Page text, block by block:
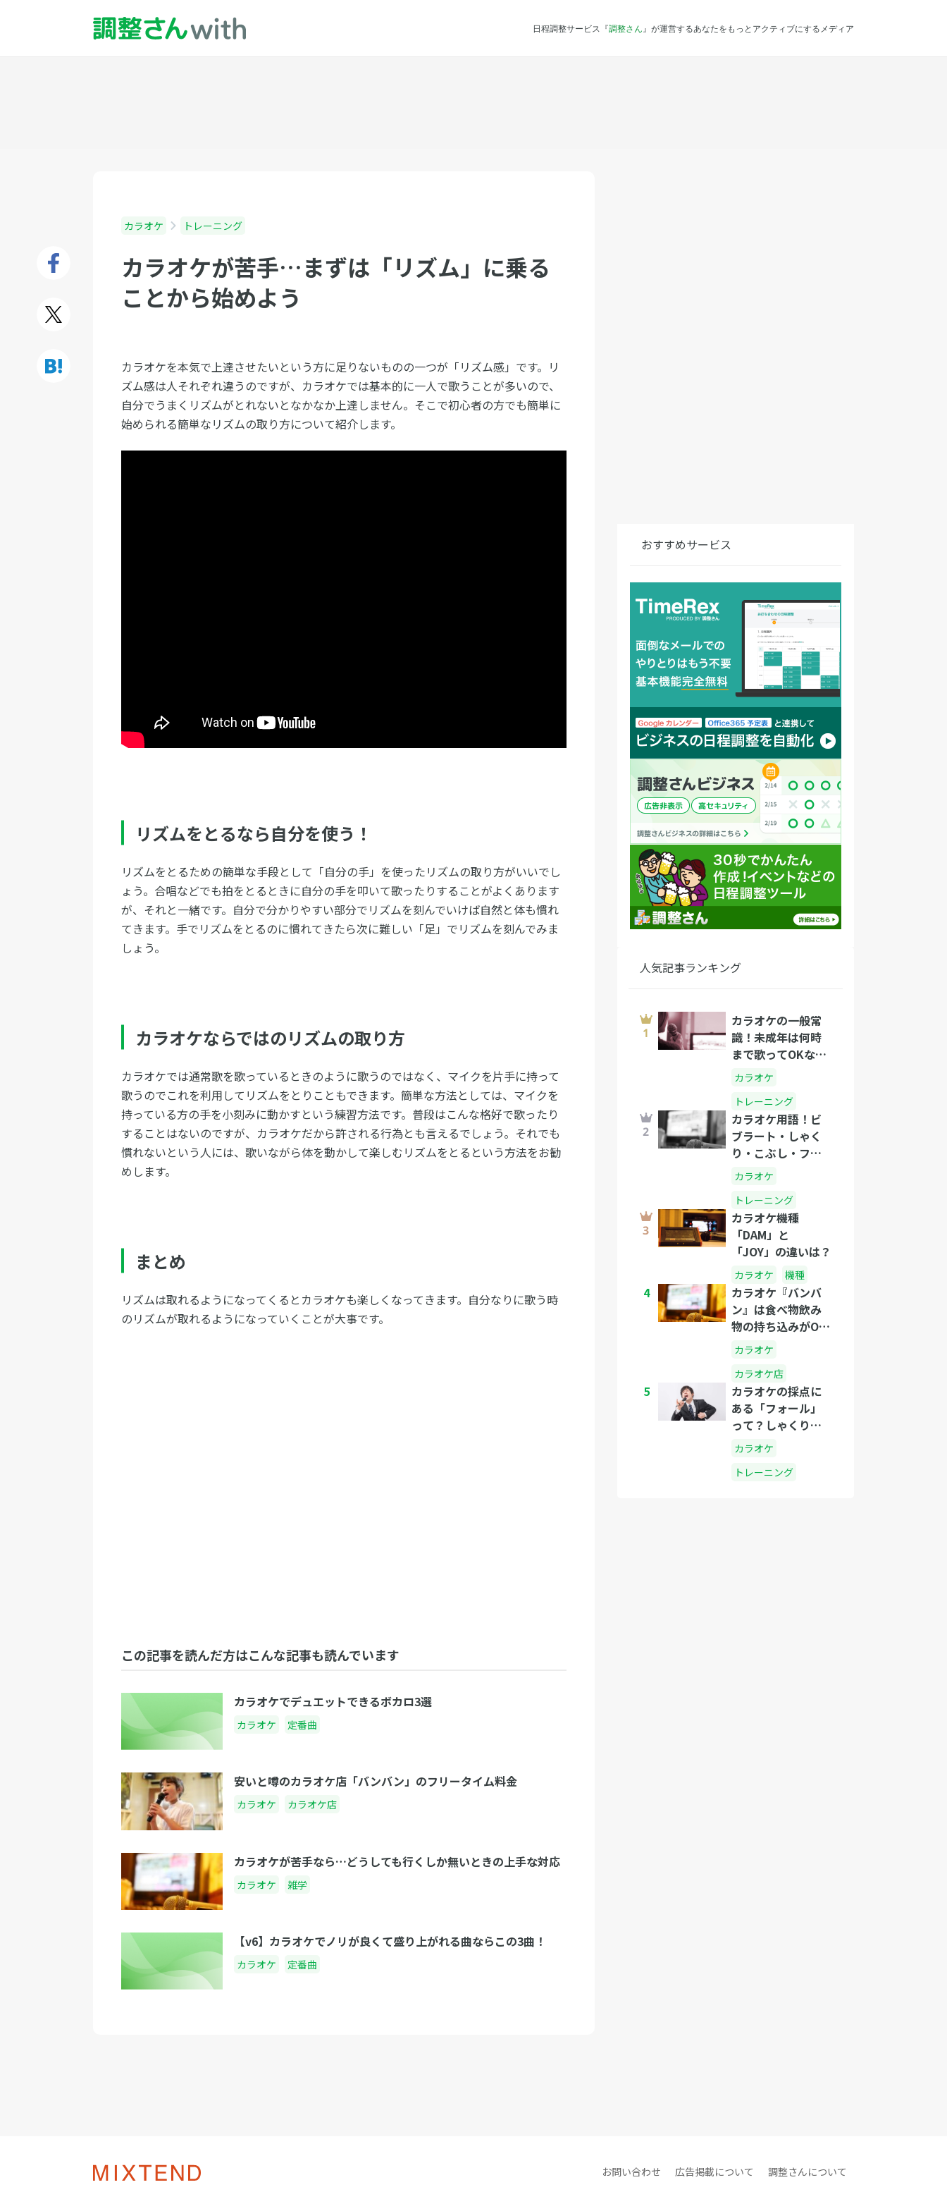
日程調整サービス『調整さん 』が運営するあなたをもっとアクティブにするメディア
カラオケ トレーニング
カラオケが苦手…まずは「リズム」に乗る
ことから始めよう
カラオケを本気で上達させたいという方に足りないものの一つが「リズム感」です。リ
ズム感は人それぞれ違うのですが、カラオケでは基本的に一人で歌うことが多いので、
自分でうまくリズムがとれないとなかなか上達しません。そこで初心者の方でも簡単に
始められる簡単なリズムの取り方について紹介します。
リズムをとるなら自分を使う！
リズムをとるための簡単な手段として「自分の手」を使ったリズムの取り方がいいでし
ょう。合唱などでも拍をとるときに自分の手を叩いて歌ったりすることがよくあります
が、それと一緒です。自分で分かりやすい部分でリズムを刻んでいけば自然と体も慣れ
てきます。手でリズムをとるのに慣れてきたら次に難しい「足」でリズムを刻んでみま
しょう。
カラオケならではのリズムの取り方
カラオケでは通常歌を歌っているときのように歌うのではなく、マイクを片手に持って
歌うのでこれを利用してリズムをとりこともできます。簡単な方法としては、マイクを
持っている方の手を小刻みに動かすという練習方法です。普段はこんな格好で歌ったり
することはないのですが、カラオケだから許される行為とも言えるでしょう。それでも
慣れないという人には、歌いながら体を動かして楽しむリズムをとるという方法をお勧
めします。
まとめ
リズムは取れるようになってくるとカラオケも楽しくなってきます。自分なりに歌う時
のリズムが取れるようになっていくことが大事です。
この記事を読んだ方はこんな記事も読んでいます
カラオケでデュエットできるボカロ3選
カラオケ 定番曲
安いと噂のカラオケ店「バンバン」のフリータイム料金
カラオケ カラオケ店
カラオケが苦手なら…どうしても行くしか無いときの上手な対応
カラオケ 雑学
【v6】カラオケでノリが良くて盛り上がれる曲ならこの3曲！
カラオケ 定番曲
おすすめサービス
人気記事ランキング
カラオケの一般常
識！未成年は何時
まで歌ってOKな
の？
カラオケ
トレーニング
カラオケ用語！ビ
ブラート・しゃく
り・こぶし・フォ
ールって？
カラオケ
トレーニング
カラオケ機種
「DAM」と
「JOY」の違いは？
カラオケ 機種
4
カラオケ『バンバ
ン』は食べ物飲み
物の持ち込みがOK
なのか？
カラオケ
カラオケ店
5
カラオケの採点に
ある「フォール」
って？しゃくりと
は？
カラオケ
トレーニング
お問い合わせ 広告掲載について 調整さんについて